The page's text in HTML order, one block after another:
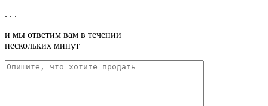
. . .
и мы ответим вам в течении
нескольких минут